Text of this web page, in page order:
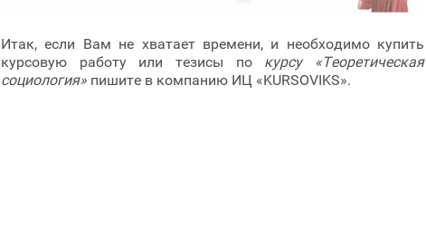
Итак, если Вам не хватает времени, и необходимо купить
курсовую работу или тезисы по курсу «Теоретическая
социология» пишите в компанию ИЦ «KURSOVIKS».